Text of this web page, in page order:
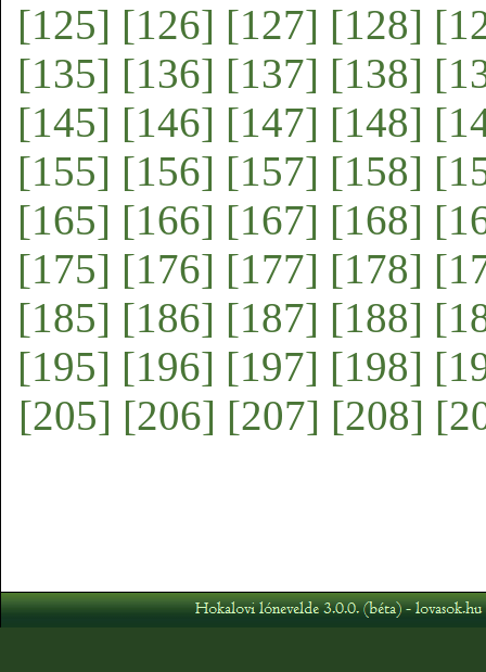
[125] [126] [127] [128]
[135] [136] [137] [138]
[145] [146] [147] [148]
[155] [156] [157] [158]
[165] [166] [167] [168]
[175] [176] [177] [178]
[185] [186] [187] [188]
[195] [196] [197] [198]
[205] [206] [207] [208]